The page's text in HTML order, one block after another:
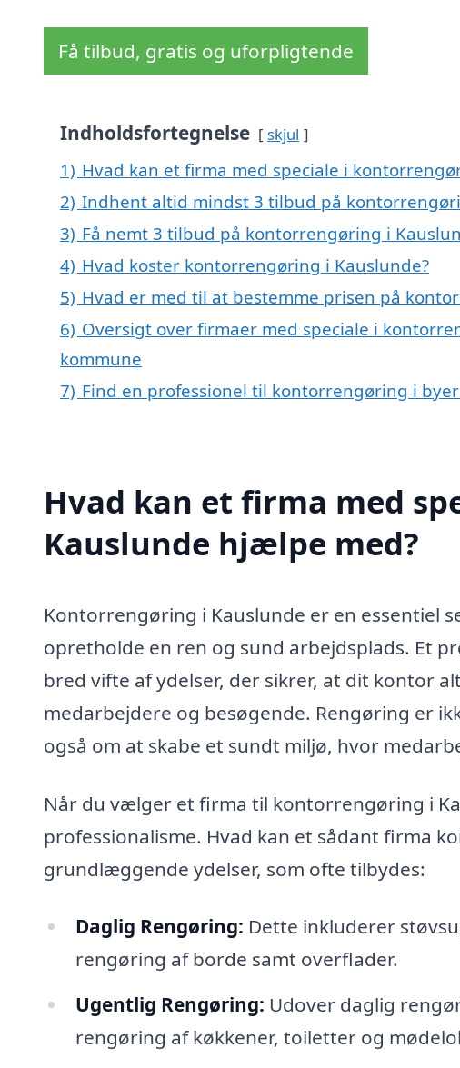
Få tilbud, gratis og uforpligtende
Indholdsfortegnelse skjul
1) Hvad kan et firma med speciale i
2) Indhent altid mindst 3 tilbud på
3) Få nemt 3 tilbud på kontorrengøring i
4) Hvad koster kontorrengøring i Kauslunde?
5) Hvad er med til at bestemme prisen på
6) Oversigt over firmaer med speciale i
kommune
7) Find en professionel til kontorrengøring i
Hvad kan et firma med
Kauslunde hjælpe med?
Kontorrengøring i Kauslunde er en essentiel
opretholde en ren og sund arbejdsplads. Et
bred vifte af ydelser, der sikrer, at dit kontor
medarbejdere og besøgende. Rengøring er
også om at skabe et sundt miljø, hvor
Når du vælger et firma til kontorrengøring i
professionalisme. Hvad kan et sådant firma
grundlæggende ydelser, som ofte tilbydes:
Daglig Rengøring: Dette inkluderer
rengøring af borde samt overflader.
Ugentlig Rengøring: Udover daglig
rengøring af køkkener, toiletter og